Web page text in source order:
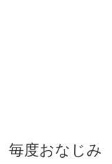
毎度おなじみ